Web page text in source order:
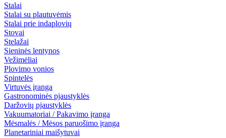
Stalai
Stalai su plautuvėmis
Stalai prie indaplovių
Stovai
Stelažai
Sieninės lentynos
Vežimėliai
Plovimo vonios
Spintelės
Virtuvės įranga
Gastronominės pjaustyklės
Daržovių pjaustyklės
Vakuumatoriai / Pakavimo įranga
Mėsmalės / Mėsos paruošimo įranga
Planetariniai maišytuvai